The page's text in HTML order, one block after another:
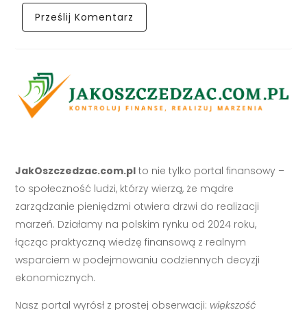
JakOszczedzac.com.pl to nie tylko portal finansowy –
to społeczność ludzi, którzy wierzą, że mądre
zarządzanie pieniędzmi otwiera drzwi do realizacji
marzeń. Działamy na polskim rynku od 2024 roku,
łącząc praktyczną wiedzę finansową z realnym
wsparciem w podejmowaniu codziennych decyzji
ekonomicznych.
Nasz portal wyrósł z prostej obserwacji: większość